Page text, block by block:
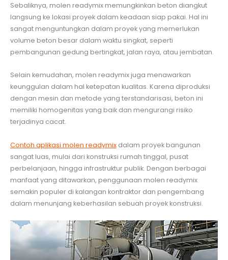
Sebaliknya, molen readymix memungkinkan beton diangkut
langsung ke lokasi proyek dalam keadaan siap pakai. Hal ini
sangat menguntungkan dalam proyek yang memerlukan
volume beton besar dalam waktu singkat, seperti
pembangunan gedung bertingkat, jalan raya, atau jembatan.
Selain kemudahan, molen readymix juga menawarkan
keunggulan dalam hal ketepatan kualitas. Karena diproduksi
dengan mesin dan metode yang terstandarisasi, beton ini
memiliki homogenitas yang baik dan mengurangi risiko
terjadinya cacat.
Contoh aplikasi molen readymixdalam proyek bangunan
sangat luas, mulai dari konstruksi rumah tinggal, pusat
perbelanjaan, hingga infrastruktur publik. Dengan berbagai
manfaat yang ditawarkan, penggunaan molen readymix
semakin populer di kalangan kontraktor dan pengembang
dalam menunjang keberhasilan sebuah proyek konstruksi.